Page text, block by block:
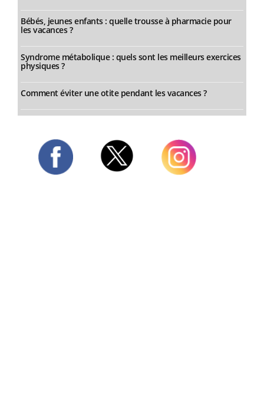
Bébés, jeunes enfants : quelle trousse à pharmacie pour
les vacances ?
Syndrome métabolique : quels sont les meilleurs exercices
physiques ?
Comment éviter une otite pendant les vacances ?